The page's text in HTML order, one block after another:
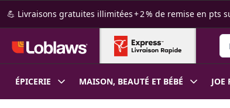
Passer au contenu principal
Passer au pied de page
💪 Livraisons gratuites illimitées + 2 % de remise en pts
ÉPICERIE MAISON, BEAUTÉ ET BÉBÉ JOE